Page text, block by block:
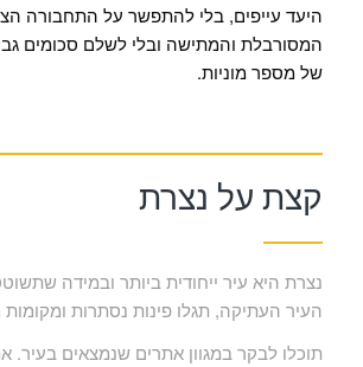
היעד עייפים, בלי להתפשר על התחבורה
המסורבלת והמתישה ובלי לשלם סכומים
של מספר מוניות.
קצת על נצרת
נצרת היא עיר ייחודית ביותר ובמידה
העיר העתיקה, תגלו פינות נסתרות ומקומות
תוכלו לבקר במגוון אתרים שנמצאים בעיר.